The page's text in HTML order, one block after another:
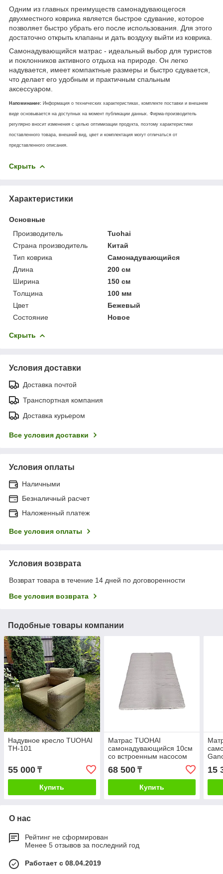
Одним из главных преимуществ самонадувающегося
двухместного коврика является быстрое сдувание, которое
позволяет быстро убрать его после использования. Для этого
достаточно открыть клапаны и дать воздуху выйти из коврика.
Самонадувающийся матрас - идеальный выбор для туристов
и поклонников активного отдыха на природе. Он легко
надувается, имеет компактные размеры и быстро сдувается,
что делает его удобным и практичным спальным
аксессуаром.
Напоминание: Информация о технических характеристиках, комплекте поставки и внешнем
виде основывается на доступных на момент публикации данных. Фирма-производитель
регулярно вносит изменения с целью оптимизации продукта, поэтому характеристики
поставленного товара, внешний вид, цвет и комплектация могут отличаться от
представленного описания.
Скрыть
Характеристики
Основные
Производитель
Tuohai
Страна производитель
Китай
Тип коврика
Самонадувающийся
Длина
200 см
Ширина
150 см
Толщина
100 мм
Цвет
Бежевый
Состояние
Новое
Скрыть
Условия доставки
Доставка почтой
Транспортная компания
Доставка курьером
Все условия доставки
Условия оплаты
Наличными
Безналичный расчет
Наложенный платеж
Все условия оплаты
Условия возврата
Возврат товара в течение 14 дней по договоренности
Все условия возврата
Подобные товары компании
Надувное кресло TUOHAI
ТН-101
55 000 ₸
Купить
Матрас TUOHAI
самонадувающийся 10см
со встроенным насосом
двухместный
68 500₸
Купить
15
О нас
Рейтинг не сформирован
Менее 5 отзывов за последний год
Работает с 08.04.2019